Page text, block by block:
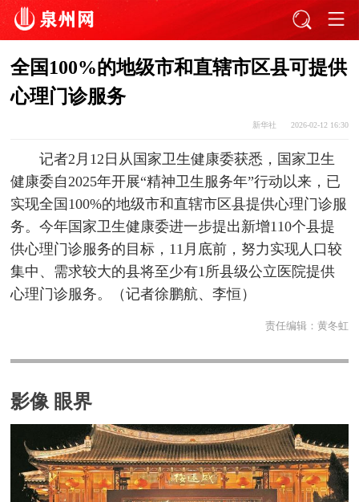
全国100%的地级市和直辖市区县可提供
心理门诊服务
新华社 2026-02-12 16:30
记者2月12日从国家卫生健康委获悉，国家卫生
健康委自2025年开展“精神卫生服务年”行动以来，已
实现全国100%的地级市和直辖市区县提供心理门诊服
务。今年国家卫生健康委进一步提出新增110个县提
供心理门诊服务的目标，11月底前，努力实现人口较
集中、需求较大的县将至少有1所县级公立医院提供
心理门诊服务。（记者徐鹏航、李恒）
责任编辑： 黄冬虹
影像 眼界